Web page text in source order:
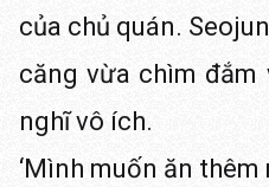
của chủ quán.
căng vừa chìm đắm
nghĩ vô ích.
‘Mình muốn ăn thêm